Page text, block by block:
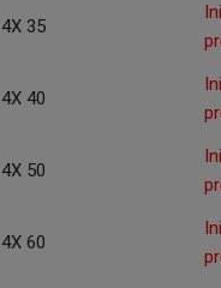
4X 35
4X 40
4X 50
4X 60